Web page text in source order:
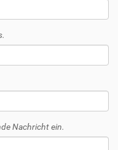
Nachricht ein.